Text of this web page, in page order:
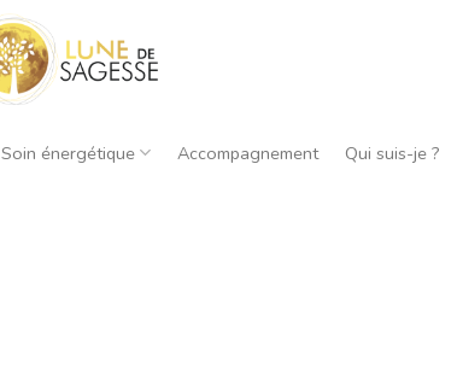
Soin énergétique Accompagnement Qui suis-je ?